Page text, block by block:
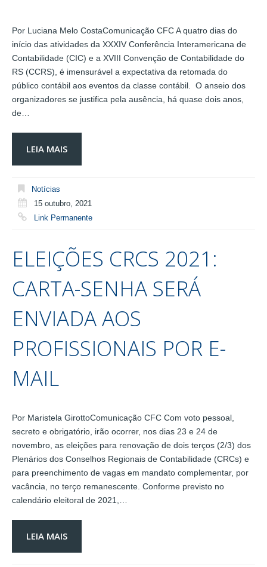
Por Luciana Melo CostaComunicação CFC A quatro dias do
início das atividades da XXXIV Conferência Interamericana de
Contabilidade (CIC) e a XVIII Convenção de Contabilidade do
RS (CCRS), é imensurável a expectativa da retomada do
público contábil aos eventos da classe contábil. O anseio dos
organizadores se justifica pela ausência, há quase dois anos,
de…
LEIA MAIS
Notícias
15 outubro, 2021
Link Permanente
ELEIÇÕES CRCS 2021:
CARTA-SENHA SERÁ
ENVIADA AOS
PROFISSIONAIS POR E-
MAIL
Por Maristela GirottoComunicação CFC Com voto pessoal,
secreto e obrigatório, irão ocorrer, nos dias 23 e 24 de
novembro, as eleições para renovação de dois terços (2/3) dos
Plenários dos Conselhos Regionais de Contabilidade (CRCs) e
para preenchimento de vagas em mandato complementar, por
vacância, no terço remanescente. Conforme previsto no
calendário eleitoral de 2021,…
LEIA MAIS